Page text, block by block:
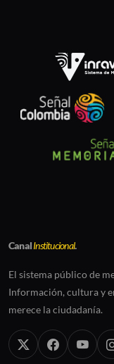
CanalInstitucional.
El sistema público de
Información, cultura y
merece la ciudadanía.